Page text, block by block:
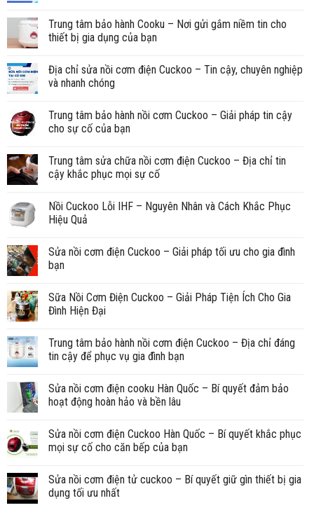
Trung tâm bảo hành Cooku – Nơi gửi gắm niềm tin cho
thiết bị gia dụng của bạn
Địa chỉ sửa nồi cơm điện Cuckoo – Tin cậy, chuyên nghiệp
và nhanh chóng
Trung tâm bảo hành nồi cơm Cuckoo – Giải pháp tin cậy
cho sự cố của bạn
Trung tâm sửa chữa nồi cơm điện Cuckoo – Địa chỉ tin
cậy khắc phục mọi sự cố
Nồi Cuckoo Lỗi IHF – Nguyên Nhân và Cách Khắc Phục
Hiệu Quả
Sửa nồi cơm điện Cuckoo – Giải pháp tối ưu cho gia đình
bạn
Sữa Nồi Cơm Điện Cuckoo – Giải Pháp Tiện Ích Cho Gia
Đình Hiện Đại
Trung tâm bảo hành nồi cơm điện Cuckoo – Địa chỉ đáng
tin cậy để phục vụ gia đình bạn
Sửa nồi cơm điện cooku Hàn Quốc – Bí quyết đảm bảo
hoạt động hoàn hảo và bền lâu
Sửa nồi cơm điện Cuckoo Hàn Quốc – Bí quyết khắc phục
mọi sự cố cho căn bếp của bạn
Sửa nồi cơm điện tử cuckoo – Bí quyết giữ gìn thiết bị gia
dụng tối ưu nhất